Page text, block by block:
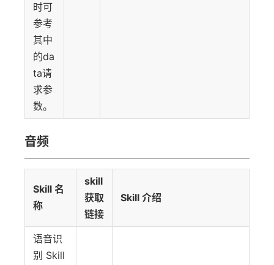
时可
参考
其中
的da
ta请
求参
数。
音频
Skill 名
称
skill
获取
链接
Skill 介绍
语音识
别 Skill